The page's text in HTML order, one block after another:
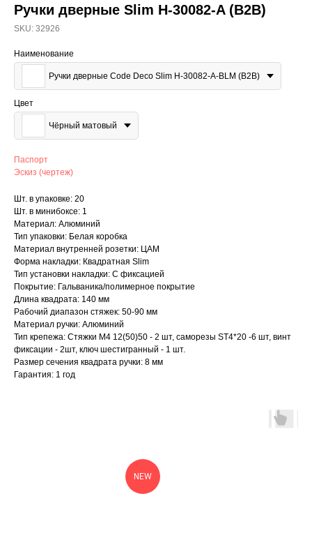
Ручки дверные Slim H-30082-A (B2B)
SKU: 32926
Наименование
Ручки дверные Code Deco Slim H-30082-A-BLM (B2B)
Цвет
Чёрный матовый
Паспорт
Эскиз (чертеж)
Шт. в упаковке: 20
Шт. в минибоксе: 1
Материал: Алюминий
Тип упаковки: Белая коробка
Материал внутренней розетки: ЦАМ
Форма накладки: Квадратная Slim
Тип установки накладки: С фиксацией
Покрытие: Гальваника/полимерное покрытие
Длина квадрата: 140 мм
Рабочий диапазон стяжек: 50-90 мм
Материал ручки: Алюминий
Тип крепежа: Стяжки M4 12(50)50 - 2 шт, саморезы SТ4*20 -6 шт, винт
фиксации - 2шт, ключ шестигранный - 1 шт.
Размер сечения квадрата ручки: 8 мм
Гарантия: 1 год
NEW